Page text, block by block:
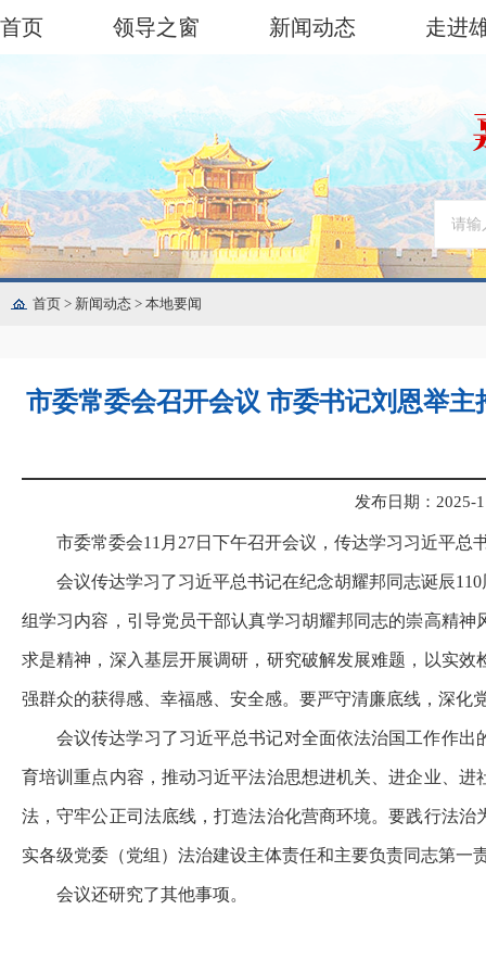
首页 领导之窗 新闻动态 走进
首页 > 新闻动态 > 本地要闻
市委常委会召开会议 市委书记刘恩举
发布日期：2025-
市委常委会11月27日下午召开会议，传达学习习近平
会议传达学习了习近平总书记在纪念胡耀邦同志诞辰
组学习内容，引导党员干部认真学习胡耀邦同志的崇高精
求是精神，深入基层开展调研，研究破解发展难题，以实
强群众的获得感、幸福感、安全感。要严守清廉底线，深
会议传达学习了习近平总书记对全面依法治国工作作
育培训重点内容，推动习近平法治思想进机关、进企业、
法，守牢公正司法底线，打造法治化营商环境。要践行法
实各级党委（党组）法治建设主体责任和主要负责同志第一
会议还研究了其他事项。